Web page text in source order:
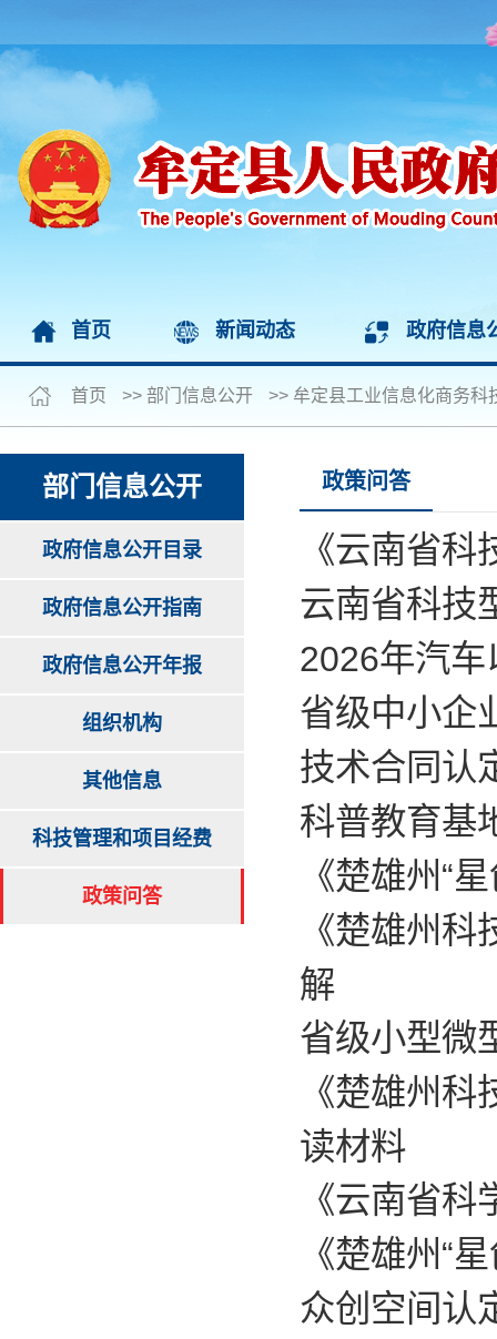
首页 新闻动态 政府信息
首页 >> 部门信息公开 >> 牟定县工业信息化商务科
部门信息公开
政府信息公开目录
政府信息公开指南
政府信息公开年报
组织机构
其他信息
科技管理和项目经费
政策问答
政策问答
《云南省
云南省科技
2026年汽
省级中小企
技术合同认
科普教育基
《楚雄州“
《楚雄州
解
省级小型微
《楚雄州
读材料
《云南省
《楚雄州“
众创空间认